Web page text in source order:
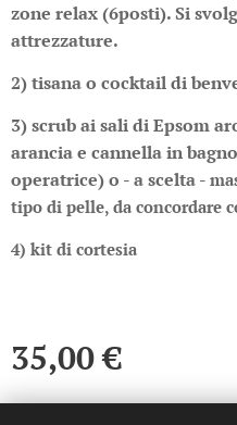
zone relax (6posti). Si
attrezzature.
2) tisana o cocktail di
3) scrub ai sali di Epsom
arancia e cannella in
operatrice) o - a scelta -
tipo di pelle, da concordare
4) kit di cortesia
35,00€